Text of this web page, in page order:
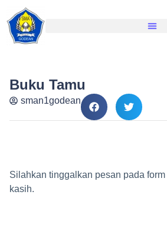
Buku Tamu
sman1godean
Silahkan tinggalkan pesan pada
kasih.